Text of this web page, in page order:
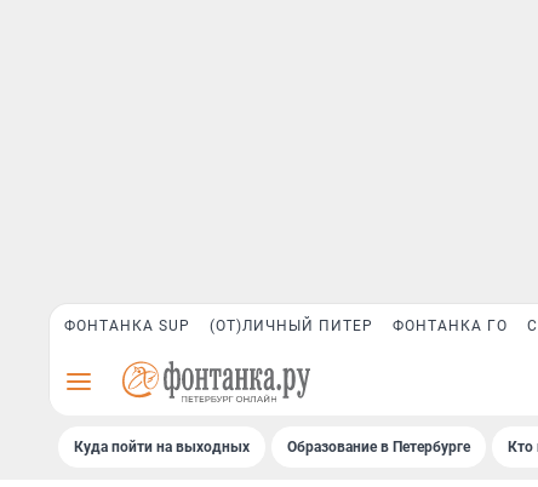
ФОНТАНКА SUP (ОТ)ЛИЧНЫЙ ПИТЕР ФОНТАНКА ГО
Куда пойти на выходных Образование в Петербурге Кто